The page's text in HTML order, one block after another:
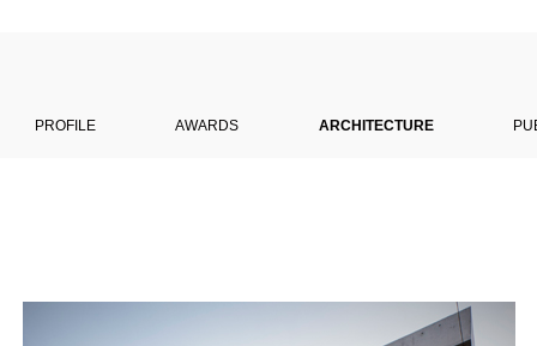
PROFILE AWARDS ARCHITECTURE